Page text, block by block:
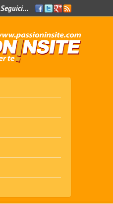
Seguici... Facebook
TwitterGoogle+
RSS